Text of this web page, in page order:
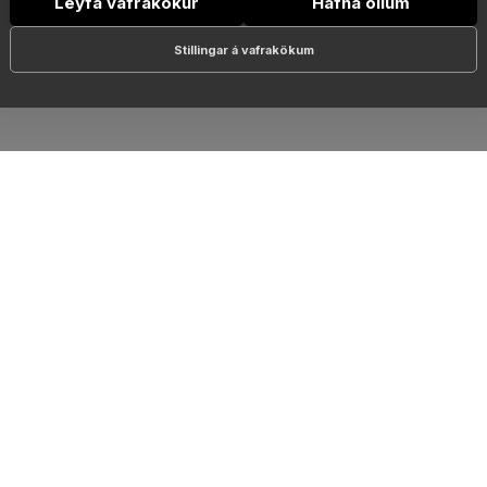
Stillingar á vafrakökum